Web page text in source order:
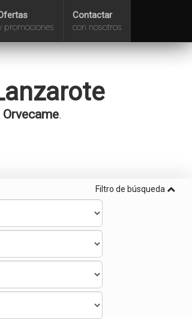
promociones
Contactar
con nosotros
Orvecame.
Filtro de búsqueda